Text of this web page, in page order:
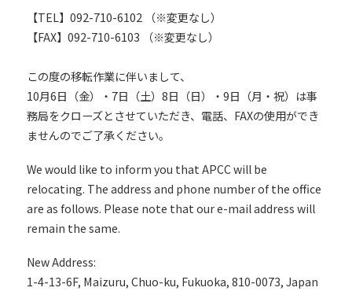
【TEL】092-710-6102 （※変更なし）
【FAX】092-710-6103 （※変更なし）
この度の移転作業に伴いまして、
10月6日（金）・7日（土）8日（日）・9日（月・祝）は事
務局をクローズとさせていただき、電話、FAXの使用ができ
ませんのでご了承ください。
We would like to inform you that APCC will be
relocating. The address and phone number of the office
are as follows. Please note that our e-mail address will
remain the same.
New Address:
1-4-13-6F, Maizuru, Chuo-ku, Fukuoka, 810-0073, Japan